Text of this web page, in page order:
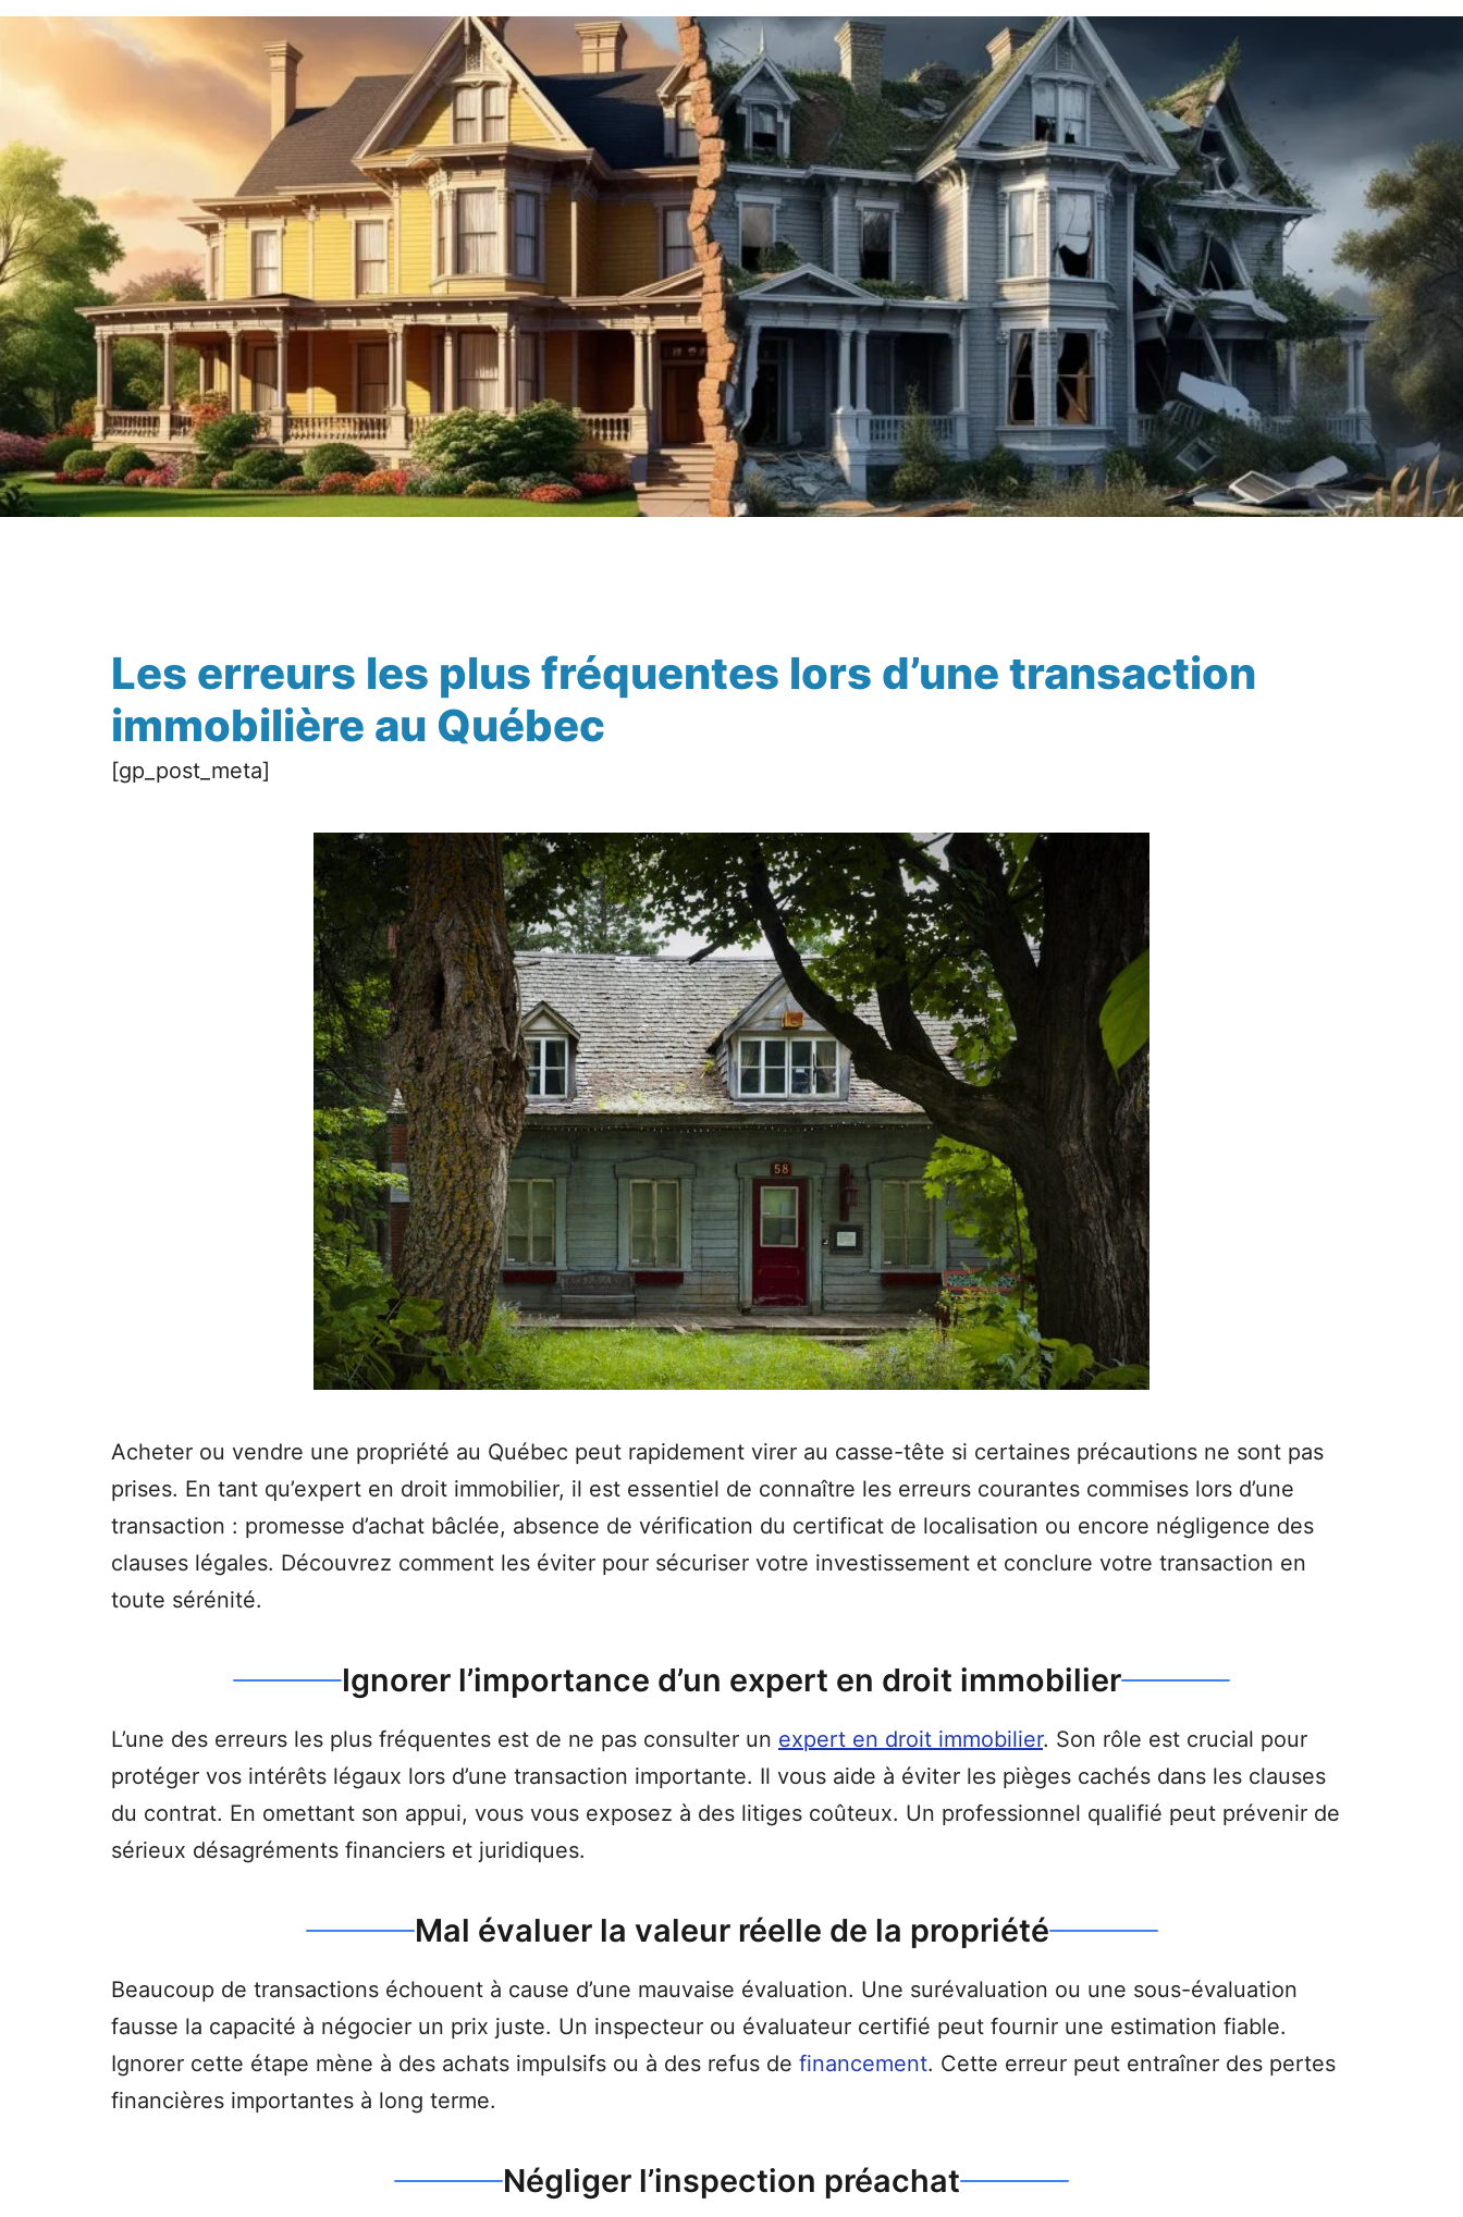
Les erreurs les plus fréquentes lors d’une transaction
immobilière au Québec
[gp_post_meta]
Acheter ou vendre une propriété au Québec peut rapidement virer au casse-tête si certaines précautions ne sont pas
prises. En tant qu’expert en droit immobilier, il est essentiel de connaître les erreurs courantes commises lors d’une
transaction : promesse d’achat bâclée, absence de vérification du certificat de localisation ou encore négligence des
clauses légales. Découvrez comment les éviter pour sécuriser votre investissement et conclure votre transaction en
toute sérénité.
Ignorer l’importance d’un expert en droit immobilier
L’une des erreurs les plus fréquentes est de ne pas consulter un expert en droit immobilier. Son rôle est crucial pour
protéger vos intérêts légaux lors d’une transaction importante. Il vous aide à éviter les pièges cachés dans les clauses
du contrat. En omettant son appui, vous vous exposez à des litiges coûteux. Un professionnel qualifié peut prévenir de
sérieux désagréments financiers et juridiques.
Mal évaluer la valeur réelle de la propriété
Beaucoup de transactions échouent à cause d’une mauvaise évaluation. Une surévaluation ou une sous-évaluation
fausse la capacité à négocier un prix juste. Un inspecteur ou évaluateur certifié peut fournir une estimation fiable.
Ignorer cette étape mène à des achats impulsifs ou à des refus de financement. Cette erreur peut entraîner des pertes
financières importantes à long terme.
Négliger l’inspection préachat